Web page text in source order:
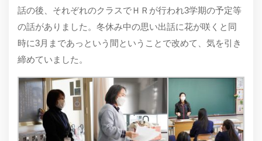
話の後、それぞれのクラスでＨＲが行われ3学期の予定等
の話がありました。冬休み中の思い出話に花が咲くと同
時に3月まであっという間ということで改めて、気を引き
締めていました。